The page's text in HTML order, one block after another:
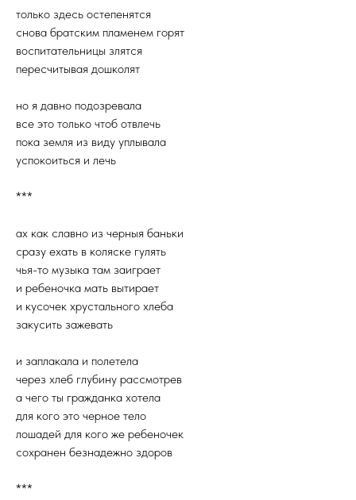
только здесь остепенятся
снова братским пламенем горят
воспитательницы злятся
пересчитывая дошколят
но я давно подозревала
все это только чтоб отвлечь
пока земля из виду уплывала
успокоиться и лечь
***
ах как славно из черныя баньки
сразу ехать в коляске гулять
чья-то музыка там заиграет
и ребеночка мать вытирает
и кусочек хрустального хлеба
закусить зажевать
и заплакала и полетела
через хлеб глубину рассмотрев
а чего ты гражданка хотела
для кого это черное тело
лошадей для кого же ребеночек
сохранен безнадежно здоров
***